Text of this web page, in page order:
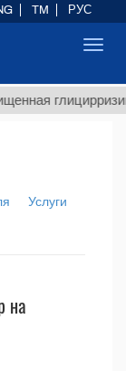
Услуги
на
TM РУС